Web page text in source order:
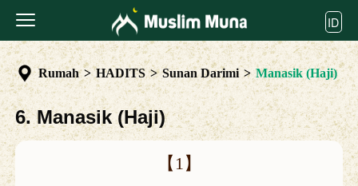
ID
Rumah > HADITS > Sunan Darimi > Manasik (Haji)
6. Manasik (Haji)
【1】